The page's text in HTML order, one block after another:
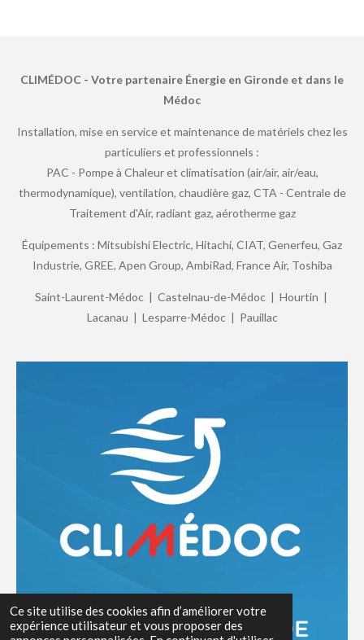
Ce site utilise des cookies afin d’améliorer votre
expérience utilisateur et vous proposer des
CLIMÉDOC - Votre partenaire Énergie en Gironde et dans le
Médoc
Installation, mise en service et maintenance de matériels chez les
particuliers et professionnels :
PAC - Pompe à Chaleur et climatisation (air/air, air/eau,
thermodynamique), ventilation, chaudière gaz, CTA - Centrale de
Traitement d'Air, radiant gaz, aérotherme gaz
Équipements : Mitsubishi Electric, Hitachi, CIAT, Generfeu, Gaz
Industrie, GREE, Apen Group, AmbiRad, France Air, Toshiba
Saint-Laurent-Médoc | Castelnau-de-Médoc | Hourtin |
Lacanau | Lesparre-Médoc | Pauillac